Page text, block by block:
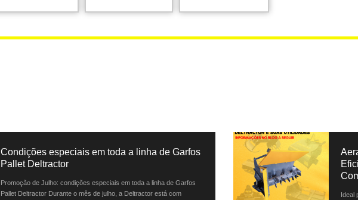
Condições especiais em toda a linha de Garfos
Pallet Deltractor
Promoção de Julho: condições especiais em toda a linha de Garfos
Pallet Deltractor Durante o mês de julho, a Deltractor está com
Ideal